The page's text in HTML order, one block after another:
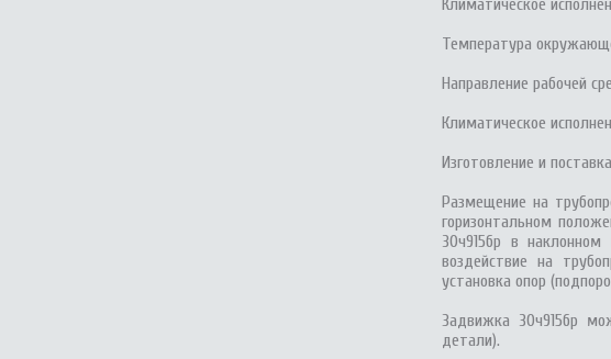
Климатическое
Температура
Направление рабочей
Климатическое
Изготовление и
Размещение на
горизонтальном
30ч915бр в
воздействие на
установка опор
Задвижка 30ч915бр
детали).